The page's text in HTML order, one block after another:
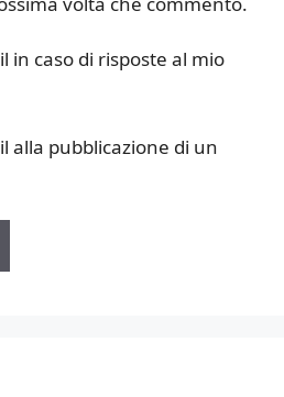
in caso di risposte al mio
alla pubblicazione di un